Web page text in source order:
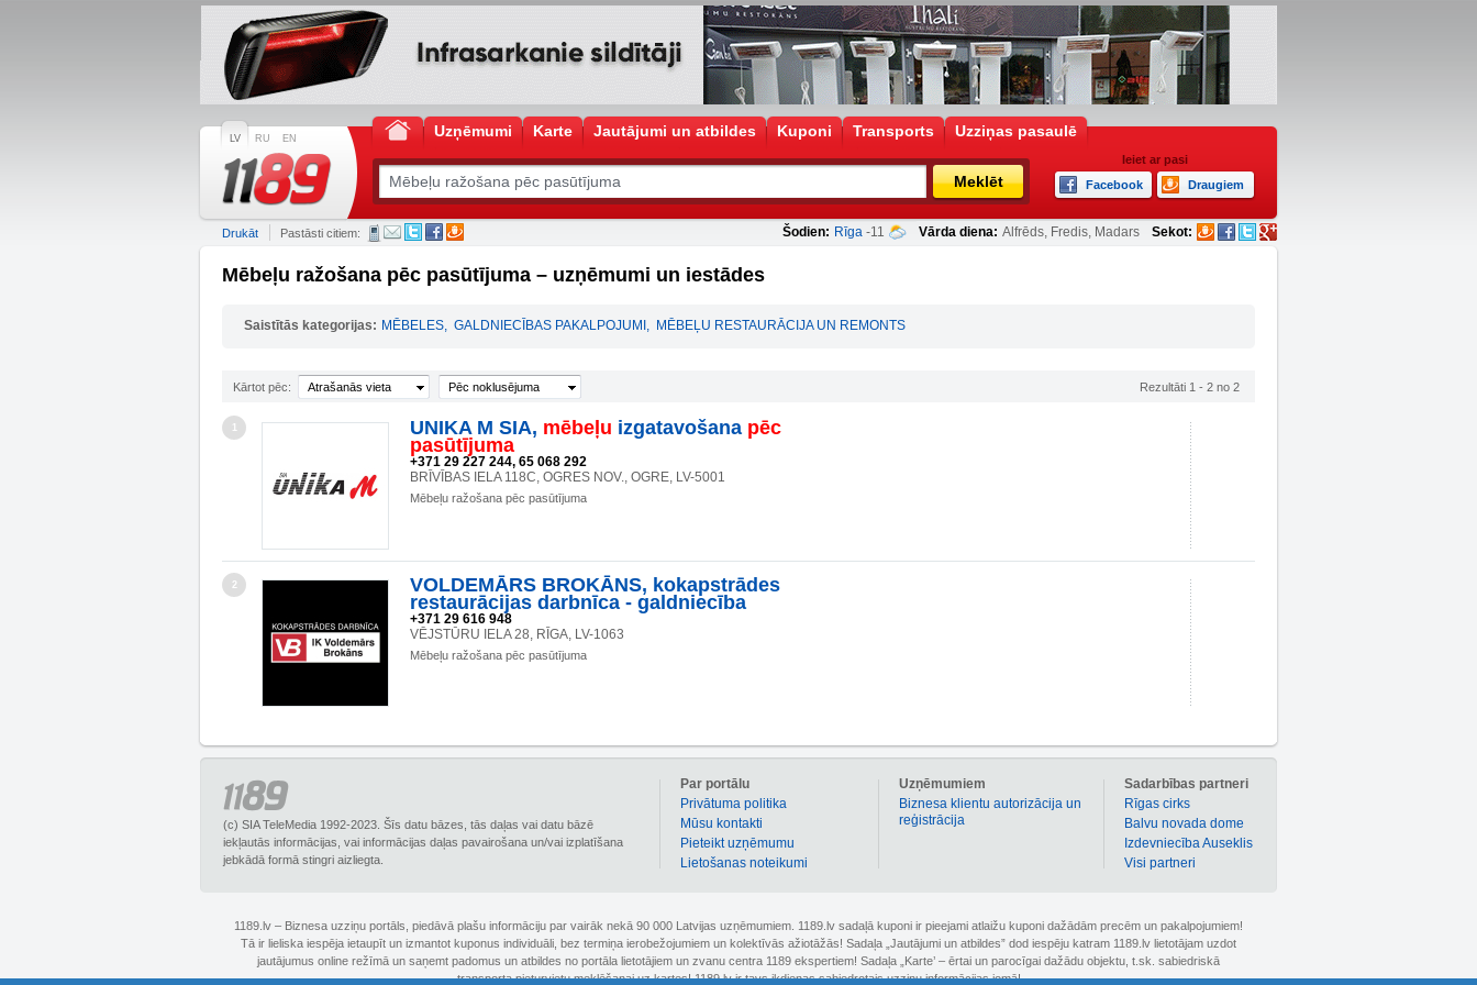
LV RU EN Uzņēmumi Karte Jautājumi un atbildes Kuponi Transports Uzziņas pasaulē
Meklēt
Ieiet ar pasi
Facebook
Draugiem
Šodien: Rīga -11 Vārda diena: Alfrēds, Fredis, Madars Sekot:
Drukāt Pastāsti citiem:
Mēbeļu ražošana pēc pasūtījuma – uzņēmumi un iestādes
Saistītās kategorijas: MĒBELES, GALDNIECĪBAS PAKALPOJUMI , MĒBEĻU RESTAURĀCIJA UN REMONTS
Kārtot pēc: Atrašanās vieta Pēc noklusējuma Rezultāti 1 - 2 no 2
1 UNIKA M SIA, mēbeļu izgatavošana pēc
pasūtījuma
+371 29 227 244, 65 068 292
BRĪVĪBAS IELA 118C, OGRES NOV., OGRE, LV-5001
Mēbeļu ražošana pēc pasūtījuma
2
VOLDEMĀRS BROKĀNS, kokapstrādes
restaurācijas darbnīca - galdniecība
+371 29 616 948
VĒJSTŪRU IELA 28, RĪGA, LV-1063
Mēbeļu ražošana pēc pasūtījuma
(c) SIA TeleMedia 1992-2023. Šīs datu bāzes, tās daļas vai datu bāzē
iekļautās informācijas, vai informācijas daļas pavairošana un/vai izplatīšana
jebkādā formā stingri aizliegta.
Sadarbības partneri
Rīgas cirks
Balvu novada dome
Izdevniecība Auseklis
Visi partneri
Uzņēmumiem
Biznesa klientu autorizācija un
reģistrācija
Par portālu
Privātuma politika
Mūsu kontakti
Pieteikt uzņēmumu
Lietošanas noteikumi
1189.lv – Biznesa uzziņu portāls, piedāvā plašu informāciju par vairāk nekā 90 000 Latvijas uzņēmumiem. 1189.lv sadaļā kuponi ir pieejami atlaižu kuponi dažādām precēm un pakalpojumiem!
Tā ir lieliska iespēja ietaupīt un izmantot kuponus individuāli, bez termiņa ierobežojumiem un kolektīvās ažiotāžās! Sadaļa „Jautājumi un atbildes” dod iespēju katram 1189.lv lietotājam uzdot
jautājumus online režīmā un saņemt padomus un atbildes no portāla lietotājiem un zvanu centra 1189 ekspertiem! Sadaļa „Karte’ – ērtai un parocīgai dažādu objektu, t.sk. sabiedriskā
transporta pieturvietu meklēšanai uz kartes! 1189.lv ir tavs ikdienas sabiedrotais uzziņu informācijas jomā!